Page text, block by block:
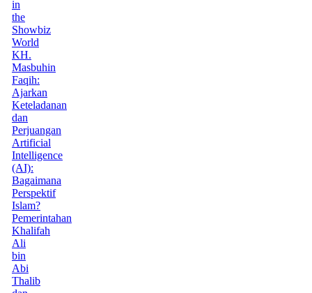
in
the
Showbiz
World
KH.
Masbuhin
Faqih:
Ajarkan
Keteladanan
dan
Perjuangan
Artificial
Intelligence
(AI):
Bagaimana
Perspektif
Islam?
Pemerintahan
Khalifah
Ali
bin
Abi
Thalib